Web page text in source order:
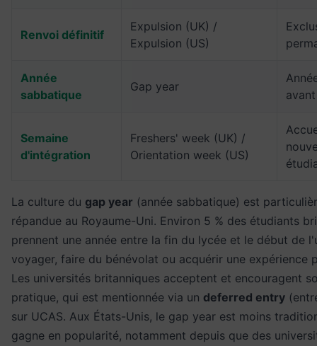
Renvoi définitif
Expulsion (UK) /
Expulsion (US)
Année
sabbatique
Gap year
Semaine
d'intégration
Freshers' week (UK) /
Orientation week (US)
La culture du gap year (année sabbatique) est
répandue au Royaume-Uni. Environ 5 % des étudiants
prennent une année entre la fin du lycée et le début de
voyager, faire du bénévolat ou acquérir une expérience
Les universités britanniques acceptent et encouragent
pratique, qui est mentionnée via un deferred entry
sur UCAS. Aux États-Unis, le gap year est moins
gagne en popularité, notamment depuis que des